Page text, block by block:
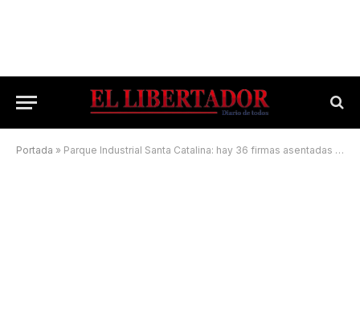
Portada » Parque Industrial Santa Catalina: hay 36 firmas asentadas y 5 en proceso